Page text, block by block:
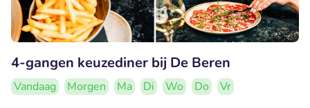
4-gangen keuzediner bij De Beren
Vandaag Morgen Ma Di Wo Do
Vr